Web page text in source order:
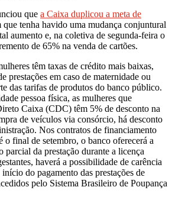
que a Caixa duplicou a meta de
que tenha havido uma mudança conjuntural
aumento e, na coletiva de segunda-feira o
de 65% na venda de cartões.
têm taxas de crédito mais baixas,
prestações em caso de maternidade ou
das tarifas de produtos do banco público.
pessoa física, as mulheres que
Caixa (CDC) têm 5% de desconto na
de veículos via consórcio, há desconto
Nos contratos de financiamento
o final de setembro, o banco oferecerá a
parcial da prestação durante a licença
haverá a possibilidade de carência
início do pagamento das prestações de
pelo Sistema Brasileiro de Poupança